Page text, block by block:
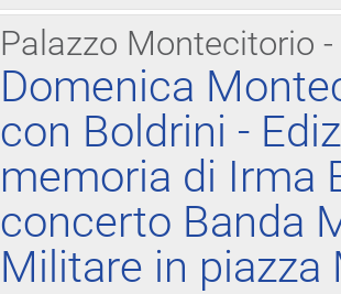
Palazzo Montecitorio
Domenica
con Boldrini -
memoria di Irma
concerto Banda
Militare in